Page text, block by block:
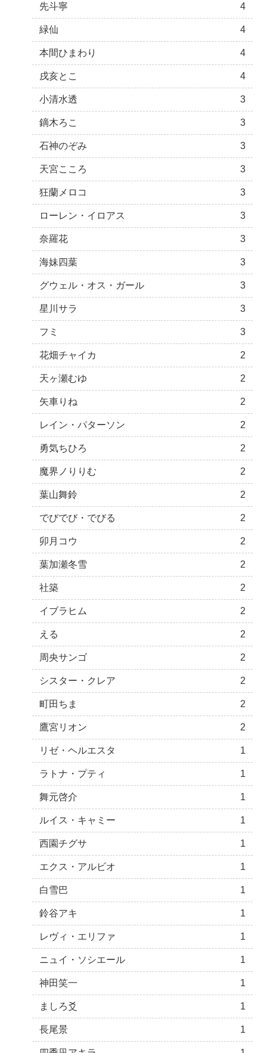
先斗寧 4
緑仙 4
本間ひまわり 4
戌亥とこ 4
小清水透 3
鏑木ろこ 3
石神のぞみ 3
天宮こころ 3
狂蘭メロコ 3
ローレン・イロアス 3
奈羅花 3
海妹四葉 3
グウェル・オス・ガール 3
星川サラ 3
フミ 3
花畑チャイカ 2
天ヶ瀬むゆ 2
矢車りね 2
レイン・パターソン 2
勇気ちひろ 2
魔界ノりりむ 2
葉山舞鈴 2
でびでび・でびる 2
卯月コウ 2
葉加瀬冬雪 2
社築 2
イブラヒム 2
える 2
周央サンゴ 2
シスター・クレア 2
町田ちま 2
鷹宮リオン 2
リゼ・ヘルエスタ 1
ラトナ・プティ 1
舞元啓介 1
ルイス・キャミー 1
西園チグサ 1
エクス・アルビオ 1
白雪巴 1
鈴谷アキ 1
レヴィ・エリファ 1
ニュイ・ソシエール 1
神田笑一 1
ましろ爻 1
長尾景 1